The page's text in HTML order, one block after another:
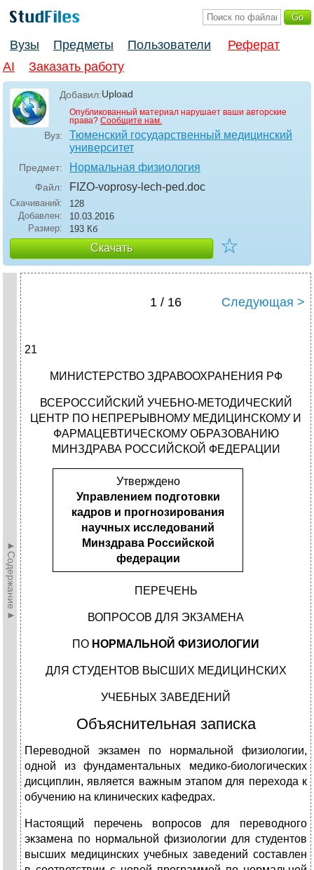
Вузы Предметы Пользователи
Реферат
AI
Заказать работу
Добавил:Upload
Опубликованный материал нарушает ваши авторские
права? Сообщите нам.
Вуз:
Тюменский государственный медицинский
университет
Предмет: Нормальная физиология
Файл: FIZO-voprosy-lech-ped.doc
Скачиваний:
128
Добавлен:
10.03.2016
Размер:
193 Кб
Скачать ☆
►Содержание►
1 / 16 Следующая >
21
МИНИСТЕРСТВО ЗДРАВООХРАНЕНИЯ РФ
ВСЕРОССИЙСКИЙ УЧЕБНО-МЕТОДИЧЕСКИЙ
ЦЕНТР ПО НЕПРЕРЫВНОМУ МЕДИЦИНСКОМУ И
ФАРМАЦЕВТИЧЕСКОМУ ОБРАЗОВАНИЮ
МИНЗДРАВА РОССИЙСКОЙ ФЕДЕРАЦИИ
Утверждено
Управлением подготовки
кадров и прогнозирования
научных исследований
Минздрава Российской
федерации
ПЕРЕЧЕНЬ
ВОПРОСОВ ДЛЯ ЭКЗАМЕНА
ПО НОРМАЛЬНОЙ ФИЗИОЛОГИИ
ДЛЯ СТУДЕНТОВ ВЫСШИХ МЕДИЦИНСКИХ
УЧЕБНЫХ ЗАВЕДЕНИЙ
Объяснительная записка
Переводной экзамен по нормальной физиологии,
одной из фундаментальных медико-биологических
дисциплин, является важным этапом для перехода к
обучению на клинических кафедрах.
Настоящий перечень вопросов для переводного
экзамена по нормальной физиологии для студентов
высших медицинских учебных заведений составлен